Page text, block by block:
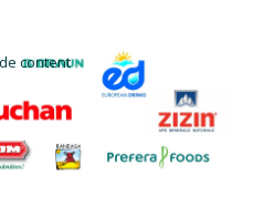
content